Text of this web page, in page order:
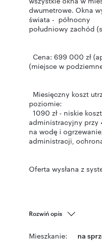
dwumetrowe. Okna
świata - północny
południowy zachód
Cena: 699 000 zł
(miejsce w
Miesięczny koszt
poziomie:
1090 zł - niskie
administracyjny przy
na wodę i
administracji,
Oferta wysłana z
Rozwiń opis
Mieszkanie: na